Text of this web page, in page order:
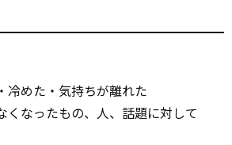
冷めた・気持ちが離れた
くなったもの、人、話題に対して